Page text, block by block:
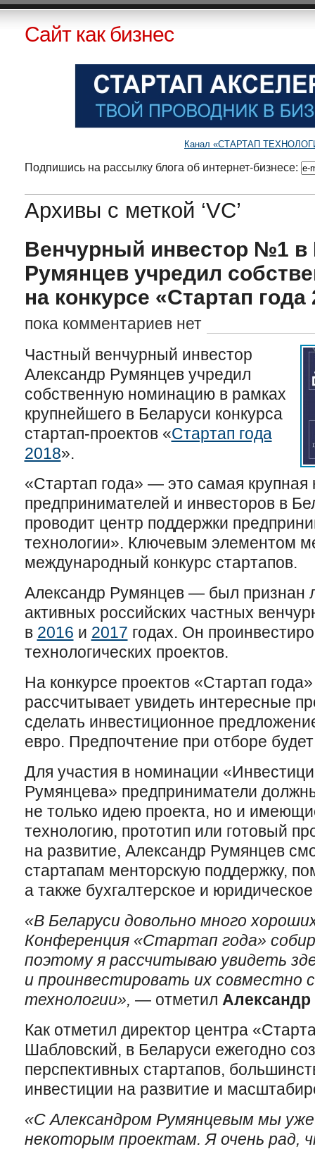
Сайт как бизнес
Канал «СТАРТАП
Подпишись на рассылку блога об интернет-бизнесе:
Архивы с меткой ‘VC’
Венчурный инвестор №1 в
Румянцев учредил
на конкурсе «Стартап года
пока комментариев нет
Частный венчурный инвестор
Александр Румянцев учредил
собственную номинацию в рамках
крупнейшего в Беларуси конкурса
стартап-проектов «Стартап года
2018».
«Стартап года» — это самая
предпринимателей и инвесторов в
проводит центр поддержки
технологии». Ключевым элементом
международный конкурс стартапов.
Александр Румянцев — был признан
активных российских частных
в 2016 и 2017 годах. Он
технологических проектов.
На конкурсе проектов «Стартап
рассчитывает увидеть интересные
сделать инвестиционное
евро. Предпочтение при отборе
Для участия в номинации
Румянцева» предприниматели
не только идею проекта, но и
технологию, прототип или готовый
на развитие, Александр Румянцев
стартапам менторскую поддержку,
а также бухгалтерское и
«В Беларуси довольно много
Конференция «Стартап года»
поэтому я рассчитываю увидеть
и проинвестировать их
технологии», — отметил
Как отметил директор центра
Шабловский, в Беларуси ежегодно
перспективных стартапов,
инвестиции на развитие и
«С Александром Румянцевым мы
некоторым проектам. Я очень рад,